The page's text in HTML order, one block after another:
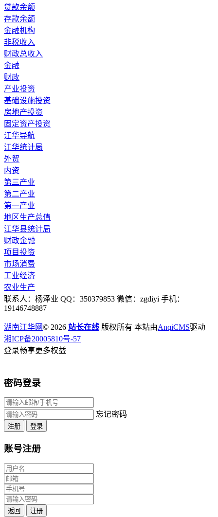
贷款余额
存款余额
金融机构
非税收入
财政总收入
金融
财政
产业投资
基础设施投资
房地产投资
固定资产投资
江华导航
江华统计局
外贸
内资
第三产业
第二产业
第一产业
地区生产总值
江华县统计局
财政金融
项目投资
市场消费
工业经济
农业生产
联系人：杨泽业 QQ：350379853 微信：zgdiyi 手机：
19146748887
湖南江华网© 2026 站长在线 版权所有 本站由AnqiCMS驱动
湘ICP备20005810号-57
登录畅享更多权益
密码登录
忘记密码
注册 登录
账号注册
返回 注册